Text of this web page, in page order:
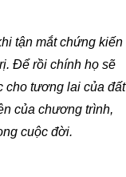
tận mắt chứng kiến
Để rồi chính họ sẽ
cho tương lai của đất
của chương trình,
cuộc đời.